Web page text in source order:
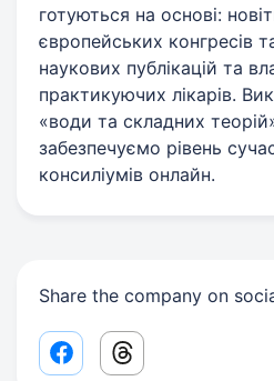
готуються на основі:
європейських конгресів
наукових публікацій та
практикуючих лікарів.
«води та складних
забезпечуємо рівень
консиліумів онлайн.
Share the company on
Facebook share link
Threads share link